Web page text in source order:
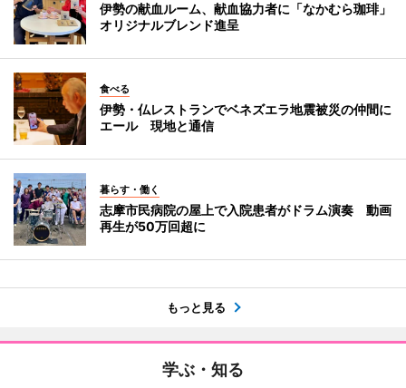
伊勢の献血ルーム、献血協力者に「なかむら珈琲」
オリジナルブレンド進呈
食べる
伊勢・仏レストランでベネズエラ地震被災の仲間に
エール 現地と通信
暮らす・働く
志摩市民病院の屋上で入院患者がドラム演奏 動画
再生が50万回超に
もっと見る
学ぶ・知る